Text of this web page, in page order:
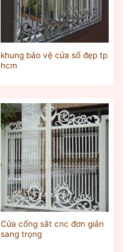
khung bảo vệ cửa sổ đẹp tp
hcm
Cửa cổng sắt cnc đơn giản
sang trọng